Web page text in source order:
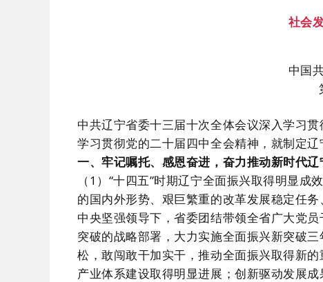
社会
中国
中共辽宁省委十三届十次全体会议深入学习
学习贯彻党的二十届四中全会精神，就制定辽
一、牢记嘱托、感恩奋进，奋力推动新时代
（1）“十四五”时期辽宁全面振兴取得明显
的国内外形势、艰巨繁重的改革发展稳定任
中央坚强领导下，省委团结带领全省广大党
突破的战略部署，大力实施全面振兴新突破
松，敢闯敢干加实干，推动全面振兴取得新
产业体系建设取得明显进展；创新驱动发展